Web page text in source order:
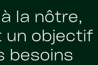
la nôtre,
un objectif
besoins